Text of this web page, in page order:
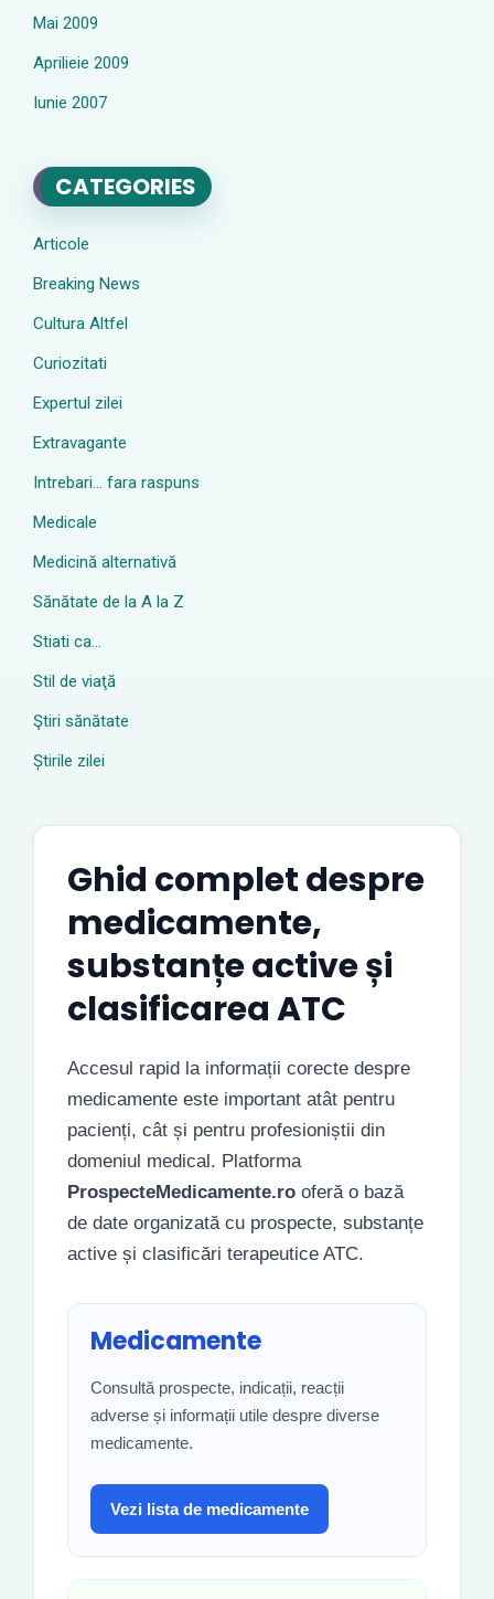
Mai 2009
Aprilieie 2009
Iunie 2007
CATEGORIES
Articole
Breaking News
Cultura Altfel
Curiozitati
Expertul zilei
Extravagante
Intrebari… fara raspuns
Medicale
Medicină alternativă
Sănătate de la A la Z
Stiati ca…
Stil de viaţă
Ştiri sănătate
Știrile zilei
Ghid complet despre
medicamente,
substanțe active și
clasificarea ATC
Accesul rapid la informații corecte despre
medicamente este important atât pentru
pacienți, cât și pentru profesioniștii din
domeniul medical. Platforma
ProspecteMedicamente.ro oferă o bază
de date organizată cu prospecte, substanțe
active și clasificări terapeutice ATC.
Medicamente
Consultă prospecte, indicații, reacții
adverse și informații utile despre diverse
medicamente.
Vezi lista de medicamente